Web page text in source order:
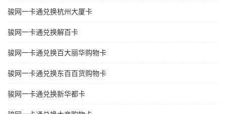
骏网一卡通兑换杭州大厦卡
骏网一卡通兑换解百卡
骏网一卡通兑换百大丽华购物卡
骏网一卡通兑换东百百货购物卡
骏网一卡通兑换新华都卡